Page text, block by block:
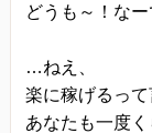
のみ、個人
提供による
された場合
どうも～！なー
…ねえ、
楽に稼げるっ
あなたも一度